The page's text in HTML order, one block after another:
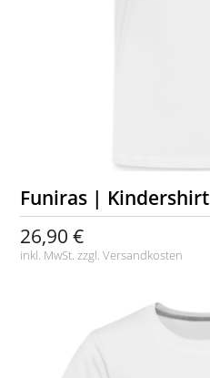
Funiras | Kindershirt
26,90 €
inkl. MwSt. zzgl.Versandkosten